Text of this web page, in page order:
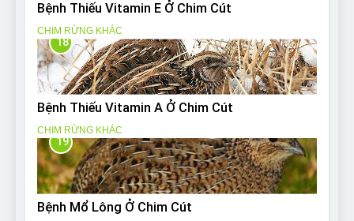
Bệnh Thiếu Vitamin E Ở Chim Cút
CHIM RỪNG KHÁC
18
Bệnh Thiếu Vitamin A Ở Chim Cút
CHIM RỪNG KHÁC
19
Bệnh Mổ Lông Ở Chim Cút